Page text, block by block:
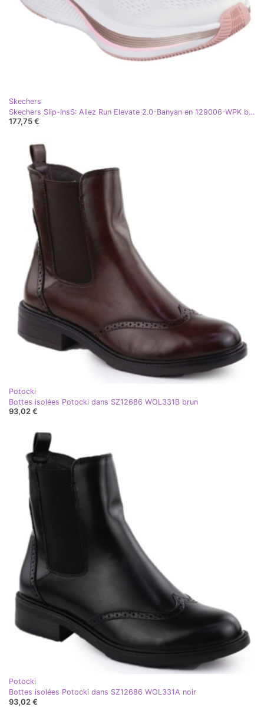
Skechers
Skechers Slip-InsS: Allez Run Elevate 2.0-Banyan en 129006-WPK blanc
177,75 €
Potocki
Bottes isolées Potocki dans SZ12686 WOL331B brun
93,02 €
Potocki
Bottes isolées Potocki dans SZ12686 WOL331A noir
93,02 €